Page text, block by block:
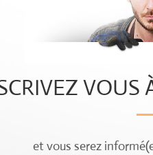
VOUS
et vous serez